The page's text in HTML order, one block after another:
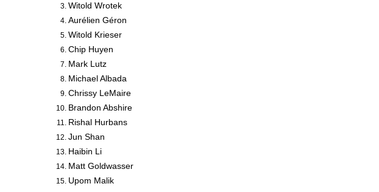
Witold Wrotek
Aurélien Géron
Witold Krieser
Chip Huyen
Mark Lutz
Michael Albada
Chrissy LeMaire
Brandon Abshire
Rishal Hurbans
Jun Shan
Haibin Li
Matt Goldwasser
Upom Malik